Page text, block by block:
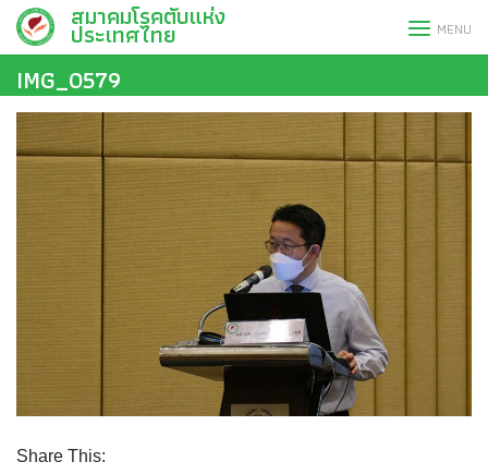
Skip
content
สมาคมโรคตับแห่ง
ประเทศไทย MENU
IMG_0579
Share This: